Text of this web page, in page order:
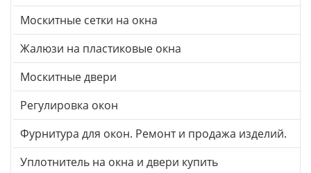
Москитные сетки на окна
Жалюзи на пластиковые окна
Москитные двери
Регулировка окон
Фурнитура для окон. Ремонт и продажа изделий.
Уплотнитель на окна и двери купить